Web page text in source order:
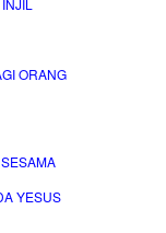
ORANG
YESUS